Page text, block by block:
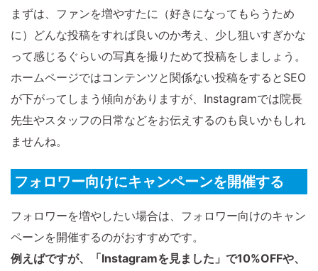
まずは、ファンを増やすたに（好きになってもらうため
に）どんな投稿をすれば良いのか考え、少し狙いすぎかな
って感じるぐらいの写真を撮りためて投稿をしましょう。
ホームページではコンテンツと関係ない投稿をするとSEO
が下がってしまう傾向がありますが、Instagramでは院長
先生やスタッフの日常などをお伝えするのも良いかもしれ
ませんね。
フォロワー向けにキャンペーンを開催する
フォロワーを増やしたい場合は、フォロワー向けのキャン
ペーンを開催するのがおすすめです。
例えばですが、「Instagramを見ました」で10%OFFや、